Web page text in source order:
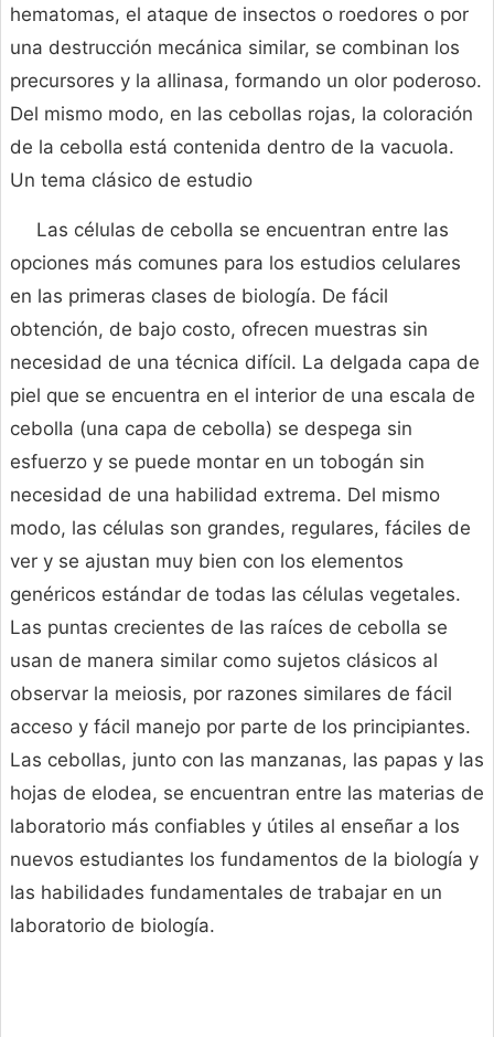
hematomas, el ataque de insectos o roedores o por
una destrucción mecánica similar, se combinan los
precursores y la allinasa, formando un olor poderoso.
Del mismo modo, en las cebollas rojas, la coloración
de la cebolla está contenida dentro de la vacuola.
Un tema clásico de estudio
Las células de cebolla se encuentran entre las
opciones más comunes para los estudios celulares
en las primeras clases de biología. De fácil
obtención, de bajo costo, ofrecen muestras sin
necesidad de una técnica difícil. La delgada capa de
piel que se encuentra en el interior de una escala de
cebolla (una capa de cebolla) se despega sin
esfuerzo y se puede montar en un tobogán sin
necesidad de una habilidad extrema. Del mismo
modo, las células son grandes, regulares, fáciles de
ver y se ajustan muy bien con los elementos
genéricos estándar de todas las células vegetales.
Las puntas crecientes de las raíces de cebolla se
usan de manera similar como sujetos clásicos al
observar la meiosis, por razones similares de fácil
acceso y fácil manejo por parte de los principiantes.
Las cebollas, junto con las manzanas, las papas y las
hojas de elodea, se encuentran entre las materias de
laboratorio más confiables y útiles al enseñar a los
nuevos estudiantes los fundamentos de la biología y
las habilidades fundamentales de trabajar en un
laboratorio de biología.